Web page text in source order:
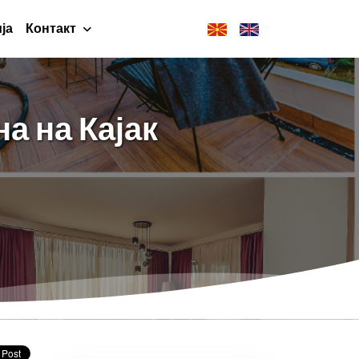
Контакт
на Кајак